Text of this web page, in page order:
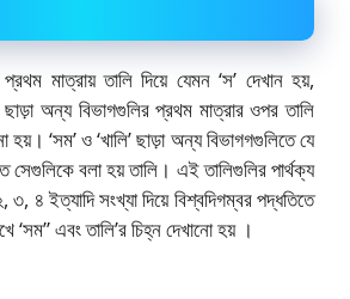
মাত্রায় তালি দিয়ে যেমন ‘স’ দেখান হয়,
ছাড়া অন্য বিভাগগুলির প্রথম মাত্রার ওপর তালি
হয়। ‘সম’ ও ‘খালি’ ছাড়া অন্য বিভাগগগুলিতে যে
সেগুলিকে বলা হয় তালি। এই তালিগুলির পার্থক্য
৪ ইত্যাদি সংখ্যা দিয়ে বিশ্বদিগম্বর পদ্ধতিতে
‘সম” এবং তালি’র চিহ্ন দেখানো হয় ।